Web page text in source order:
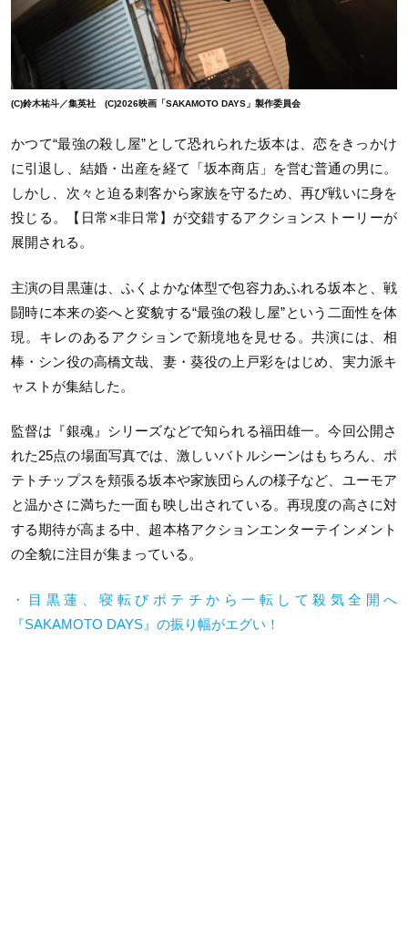
(C)鈴木祐斗／集英社 (C)2026映画「SAKAMOTO DAYS」製作委員会
かつて“最強の殺し屋”として恐れられた坂本は、恋をきっかけ
に引退し、結婚・出産を経て「坂本商店」を営む普通の男に。
しかし、次々と迫る刺客から家族を守るため、再び戦いに身を
投じる。【日常×非日常】が交錯するアクションストーリーが
展開される。
主演の目黒蓮は、ふくよかな体型で包容力あふれる坂本と、戦
闘時に本来の姿へと変貌する“最強の殺し屋”という二面性を体
現。キレのあるアクションで新境地を見せる。共演には、相
棒・シン役の高橋文哉、妻・葵役の上戸彩をはじめ、実力派キ
ャストが集結した。
監督は『銀魂』シリーズなどで知られる福田雄一。今回公開さ
れた25点の場面写真では、激しいバトルシーンはもちろん、ポ
テトチップスを頬張る坂本や家族団らんの様子など、ユーモア
と温かさに満ちた一面も映し出されている。再現度の高さに対
する期待が高まる中、超本格アクションエンターテインメント
の全貌に注目が集まっている。
・目黒蓮、寝転びポテチから一転して殺気全開へ
『SAKAMOTO DAYS 』の振り幅がエグい！